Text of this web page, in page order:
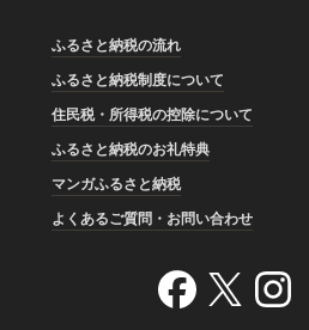
ふるさと納税の流れ
ふるさと納税制度について
住民税・所得税の控除について
ふるさと納税のお礼特典
マンガふるさと納税
よくあるご質問・お問い合わせ